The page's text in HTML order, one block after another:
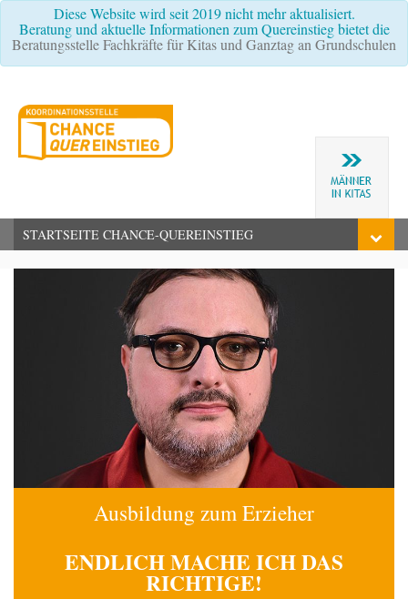
Diese Website wird seit 2019 nicht mehr aktualisiert.
Beratung und aktuelle Informationen zum Quereinstieg bietet die
Beratungsstelle Fachkräfte für Kitas und Ganztag an Grundschulen
STARTSEITE CHANCE-QUEREINSTIEG
Ausbildung zum Erzieher
ENDLICH MACHE ICHDAS
RICHTIGE!